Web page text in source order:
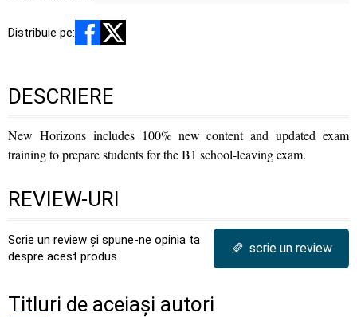
Distribuie pe:
DESCRIERE
New Horizons includes 100% new content and updated exam
training to prepare students for the B1 school-leaving exam.
REVIEW-URI
Scrie un review și spune-ne opinia ta
despre acest produs
✎ scrie un review
Titluri de aceiași autori